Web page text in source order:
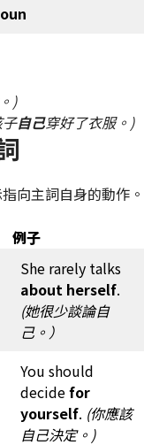
)
自己穿好了衣服。)
向主詞自身的動作。
例子
She rarely talks
about herself.
(她很少談論自
己。）
You should
decidefor
yourself. (你應該
自己決定。)